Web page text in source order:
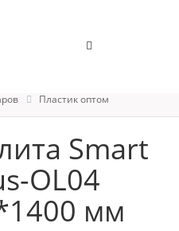
Пластик оптом
Smart
OL04
мм